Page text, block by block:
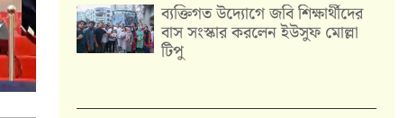
ব্যক্তিগত উদ্যোগে জবি শিক্ষার্থীদের
বাস সংস্কার করলেন ইউসুফ মোল্লা
টিপু